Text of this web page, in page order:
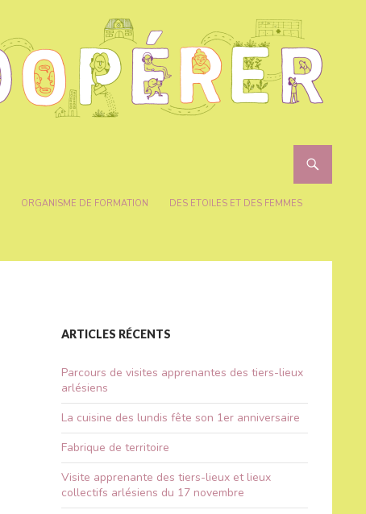
ORGANISME DE FORMATION DES ETOILES ET DES FEMMES
ARTICLES RÉCENTS
Parcours de visites apprenantes des tiers-lieux
arlésiens
La cuisine des lundis fête son 1er anniversaire
Fabrique de territoire
Visite apprenante des tiers-lieux et lieux
collectifs arlésiens du 17 novembre